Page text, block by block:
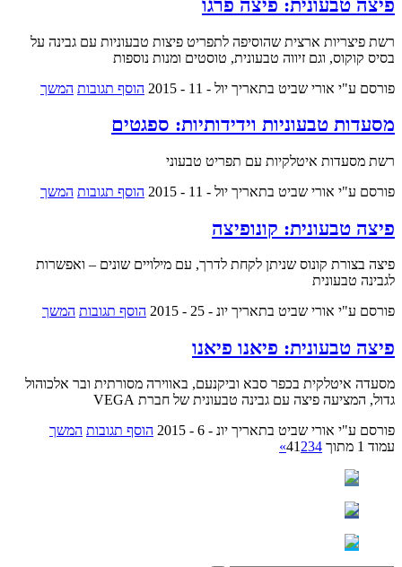
פיצה טבעונית: פיצה פרגו
רשת פיצריות ארצית שהוסיפה לתפריט פיצות טבעוניות עם גבינה על
בסיס קוקוס, וגם זיווה טבעונית, טוסטים ומנות נוספות
פורסם ע"י אורי שביט בתאריך יול - 11 - 2015 הוסף תגובות המשך
מסעדות טבעוניות וידידותיות: ספגטים
רשת מסעדות איטלקיות עם תפריט טבעוני
פורסם ע"י אורי שביט בתאריך יול - 11 - 2015 הוסף תגובות המשך
פיצה טבעונית: קונופיצה
פיצה בצורת קונוס שניתן לקחת לדרך, עם מילויים שונים – ואפשרות
לגבינה טבעונית
פורסם ע"י אורי שביט בתאריך יונ - 25 - 2015 הוסף תגובות המשך
פיצה טבעונית: פיאנו פיאנו
מסעדה איטלקית בכפר סבא וביקנעם, באווירה מסורתית ובר אלכוהול
גדול, המציעה פיצה עם גבינה טבעונית של חברת VEGA
פורסם ע"י אורי שביט בתאריך יונ - 6 - 2015 הוסף תגובות המשך
עמוד 1 מתוך 4
1 234
»